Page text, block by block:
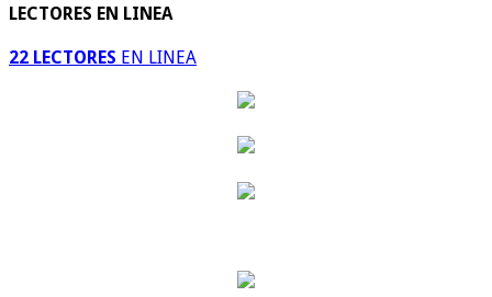
LECTORES EN LINEA
22 LECTORES EN LINEA